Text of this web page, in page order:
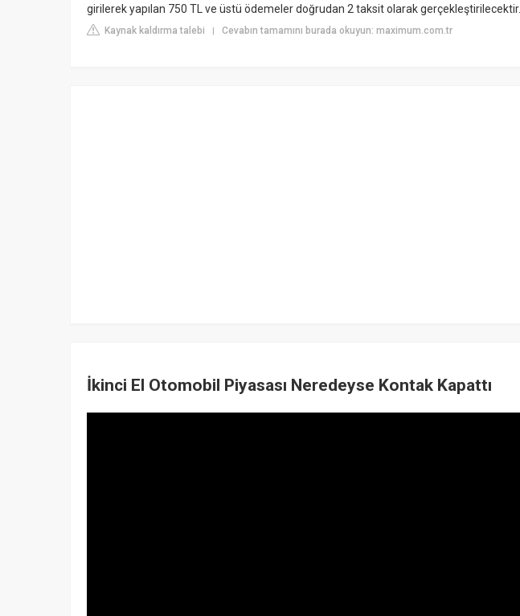
girilerek yapılan 750 TL ve üstü ödemeler doğrudan 2 taksit olarak gerçekleştirilecektir.
Kaynak kaldırma talebi | Cevabın tamamını burada okuyun: maximum.com.tr
İkinci El Otomobil Piyasası Neredeyse Kontak Kapattı